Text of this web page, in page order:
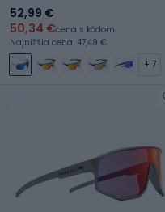
52,99 €
50,34 €cena s kódom
Najnižšia cena: 47,49 €
+ 7